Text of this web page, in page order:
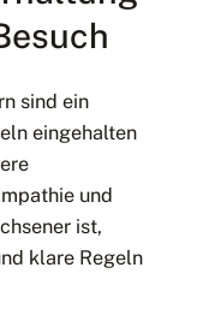
sind ein
eingehalten
und
ist,
klare Regeln